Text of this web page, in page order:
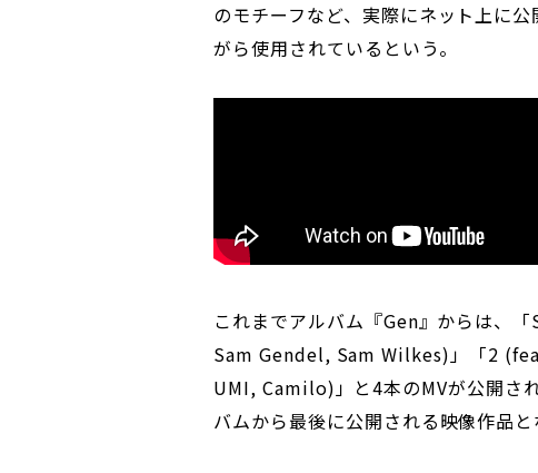
のモチーフなど、実際にネット上に
がら使用されているという。
これまでアルバム『Gen』からは
Sam Gendel, Sam Wilkes)」「2
UMI, Camilo)」と4本のMVが公開さ
バムから最後に公開される映像作品と